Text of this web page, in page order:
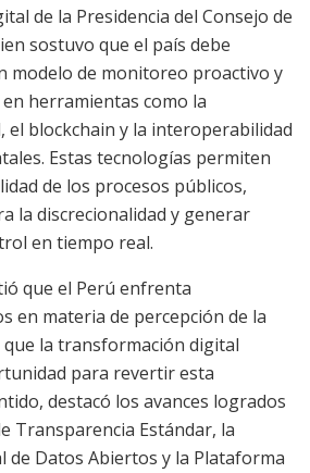
de la Presidencia del Consejo de
sostuvo que el país debe
modelo de monitoreo proactivo y
herramientas como la
el blockchain y la interoperabilidad
Estas tecnologías permiten
de los procesos públicos,
la discrecionalidad y generar
en tiempo real.
que el Perú enfrenta
en materia de percepción de la
la transformación digital
para revertir esta
destacó los avances logrados
Transparencia Estándar, la
de Datos Abiertos y la Plataforma